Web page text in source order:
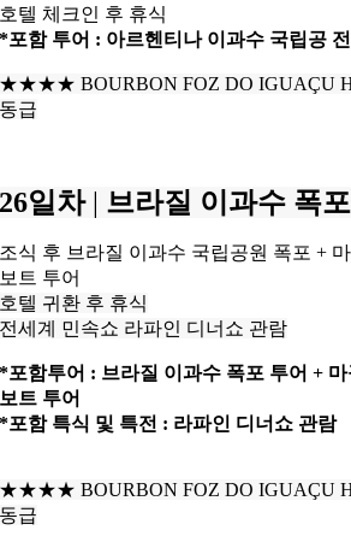
호텔 체크인 후 휴식
*포함 투어 : 아르헨티나 이과수 국립공
★★★★BOURBON FOZ DO IGUAÇU
동급
26일차 | 브라질 이과수 폭포
조식 후 브라질 이과수 국립공원 폭포 +
보트 투어
호텔 귀환 후 휴식
전세계 민속쇼 라파인 디너쇼 관람
*포함투어 : 브라질 이과수 폭포 투어 +
보트 투어
*포함 특식 및 특전 : 라파인 디너쇼 관람
★★★★BOURBON FOZ DO IGUAÇU
동급